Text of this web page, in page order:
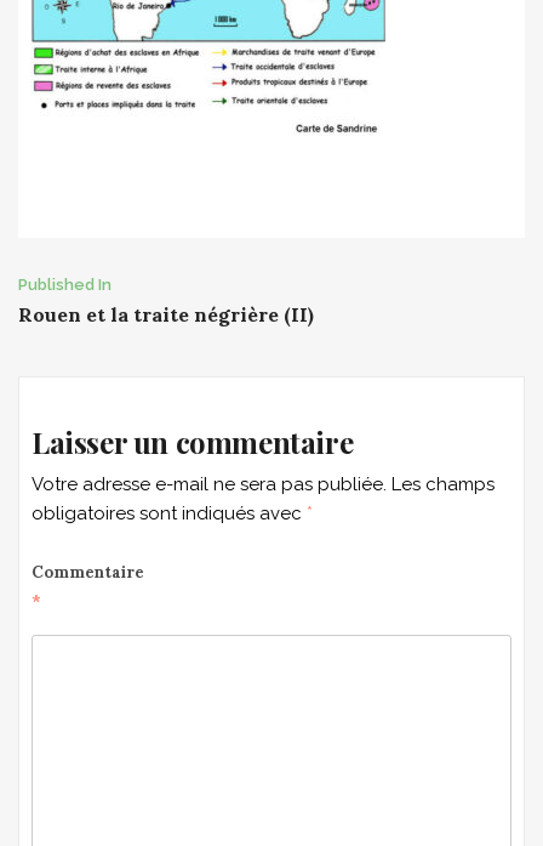
Post
navigation
Published In
Rouen et la traite négrière (II)
Laisser un commentaire
Votre adresse e-mail ne sera pas publiée. Les champs
obligatoires sont indiqués avec *
Commentaire
*